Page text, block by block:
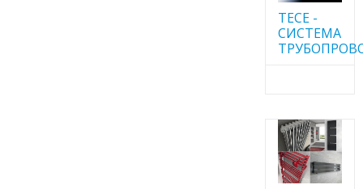
TECE -
CИСТЕМА